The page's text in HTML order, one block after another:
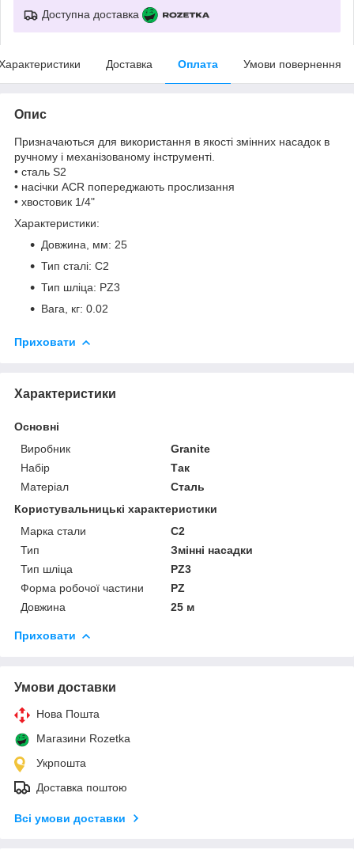
Доступна доставка
Доставка Оплата Умови повернення
Опис
Призначаються для використання в якості змінних насадок в
ручному і механізованому інструменті.
• сталь S2
• насічки ACR попереджають прослизання
• хвостовик 1/4"
Характеристики:
Довжина, мм: 25
Тип сталі: С2
Тип шліца: PZ3
Вага, кг: 0.02
Приховати
Характеристики
Основні
Виробник
Granite
Набір
Так
Матеріал
Сталь
Користувальницькі характеристики
Марка стали
С2
Тип
Змінні насадки
Тип шліца
PZ3
Форма робочої частини
PZ
Довжина
25 м
Приховати
Умови доставки
Нова Пошта
Магазини Rozetka
Укрпошта
Доставка поштою
Всі умови доставки